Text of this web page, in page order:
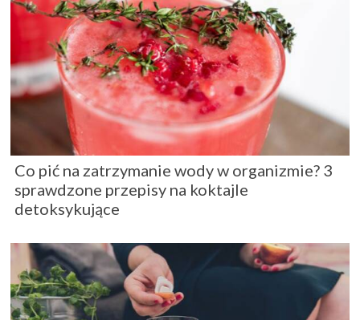
Co pić na zatrzymanie wody w organizmie? 3
sprawdzone przepisy na koktajle
detoksykujące